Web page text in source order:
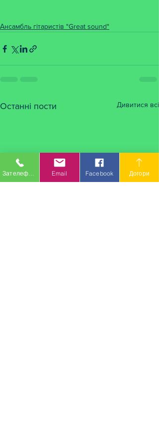
Ансамбль гітаристів "Great sound"
Останні пости Дивитися всі
Email Facebook Догори